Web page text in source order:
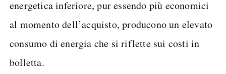
energetica inferiore, pur essendo più economici
al momento dell’acquisto, producono un elevato
consumo di energia che si riflette sui costi in
bolletta.